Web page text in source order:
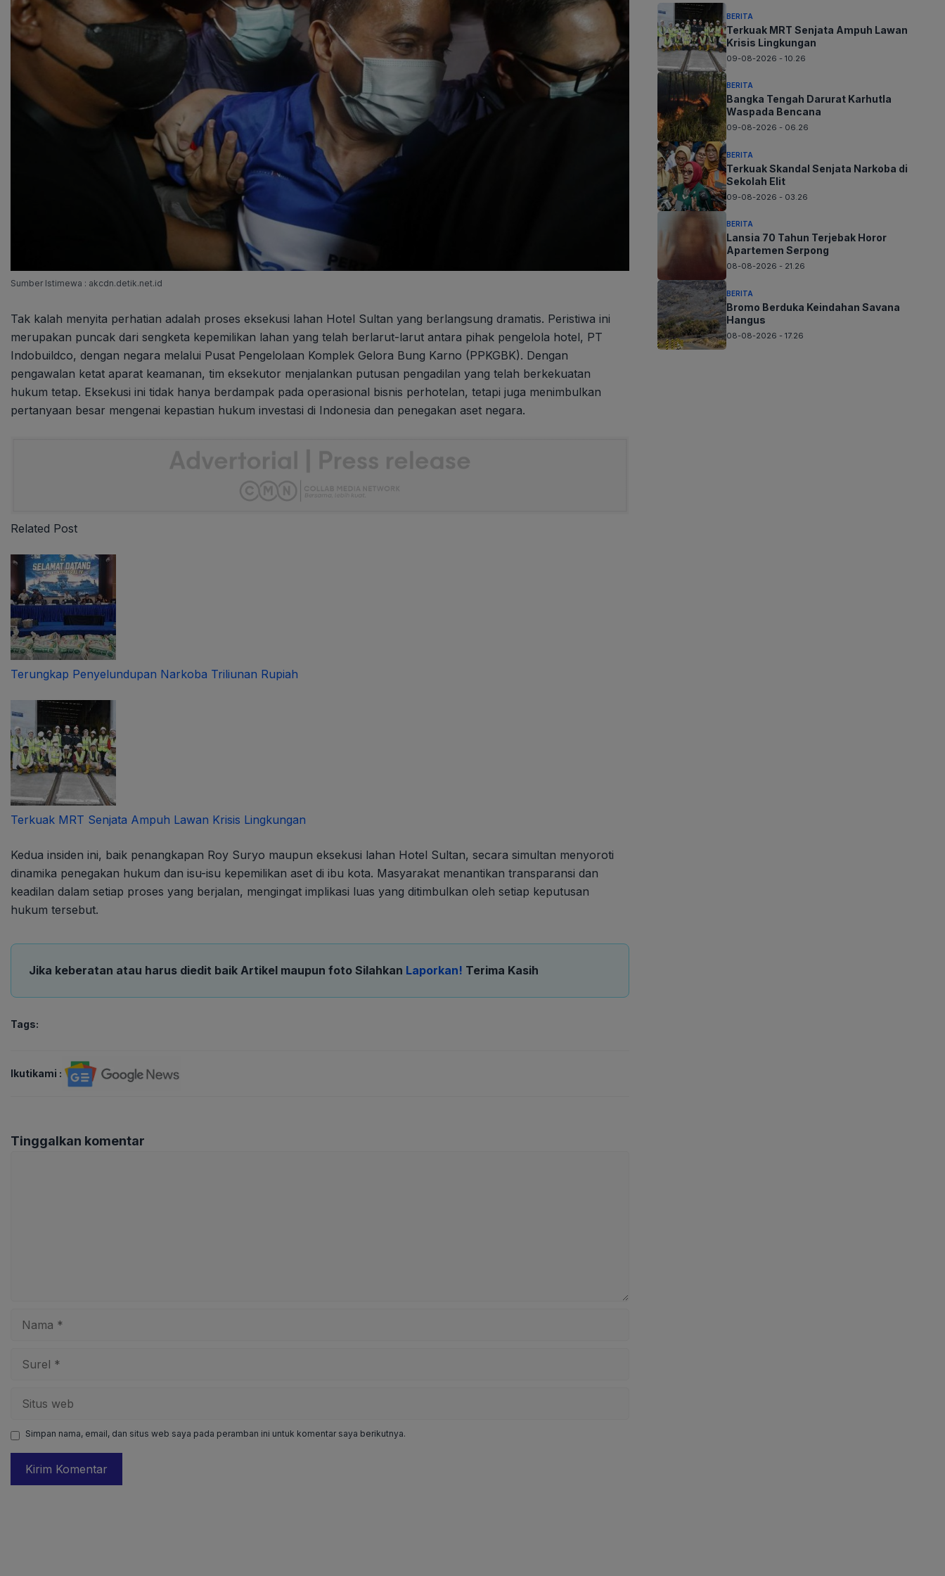
Sumber Istimewa : akcdn.detik.net.id
Tak kalah menyita perhatian adalah proses eksekusi lahan Hotel Sultan yang berlangsung dramatis. Peristiwa ini
merupakan puncak dari sengketa kepemilikan lahan yang telah berlarut-larut antara pihak pengelola hotel, PT
Indobuildco, dengan negara melalui Pusat Pengelolaan Komplek Gelora Bung Karno (PPKGBK). Dengan
pengawalan ketat aparat keamanan, tim eksekutor menjalankan putusan pengadilan yang telah berkekuatan
hukum tetap. Eksekusi ini tidak hanya berdampak pada operasional bisnis perhotelan, tetapi juga menimbulkan
pertanyaan besar mengenai kepastian hukum investasi di Indonesia dan penegakan aset negara.
Related Post
Terungkap Penyelundupan Narkoba Triliunan Rupiah
Terkuak MRT Senjata Ampuh Lawan Krisis Lingkungan
Kedua insiden ini, baik penangkapan Roy Suryo maupun eksekusi lahan Hotel Sultan, secara simultan menyoroti
dinamika penegakan hukum dan isu-isu kepemilikan aset di ibu kota. Masyarakat menantikan transparansi dan
keadilan dalam setiap proses yang berjalan, mengingat implikasi luas yang ditimbulkan oleh setiap keputusan
hukum tersebut.
Jika keberatan atau harus diedit baik Artikel maupun foto Silahkan Laporkan! Terima Kasih
Tags:
Ikutikami :
Tinggalkan komentar
Simpan nama, email, dan situs web saya pada peramban ini untuk komentar saya berikutnya.
BERITA
Terkuak MRT Senjata Ampuh Lawan
Krisis Lingkungan
09-08-2026 - 10.26
BERITA
Bangka Tengah Darurat Karhutla
Waspada Bencana
09-08-2026 - 06.26
BERITA
Terkuak Skandal Senjata Narkoba di
Sekolah Elit
09-08-2026 - 03.26
BERITA
Lansia 70 Tahun Terjebak Horor
Apartemen Serpong
08-08-2026 - 21.26
BERITA
Bromo Berduka Keindahan Savana
Hangus
08-08-2026 - 17.26